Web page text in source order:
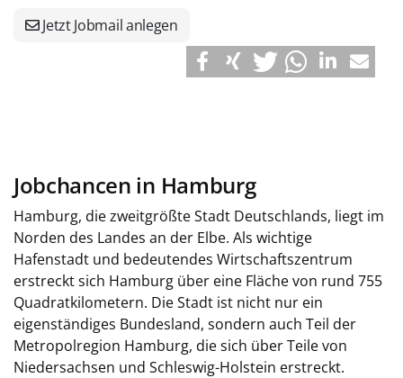
Jetzt Jobmail anlegen
Jobchancen in Hamburg
Hamburg, die zweitgrößte Stadt Deutschlands, liegt im
Norden des Landes an der Elbe. Als wichtige
Hafenstadt und bedeutendes Wirtschaftszentrum
erstreckt sich Hamburg über eine Fläche von rund 755
Quadratkilometern. Die Stadt ist nicht nur ein
eigenständiges Bundesland, sondern auch Teil der
Metropolregion Hamburg, die sich über Teile von
Niedersachsen und Schleswig-Holstein erstreckt.